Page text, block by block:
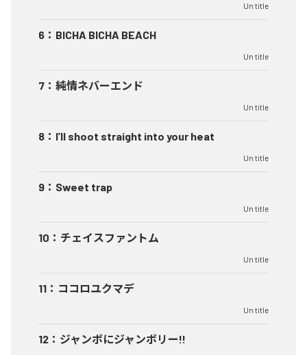
Un title
6 ： BICHA BICHA BEACH
Un title
7 ： 純情ネバーエンド
Un title
8 ： I’ll shoot straight into your heat
Un title
9 ： Sweet trap
Un title
10 ： チェイスファントム
Un title
11 ： ココロユクマデ
Un title
12 ： ジャンボにジャンボリー!!